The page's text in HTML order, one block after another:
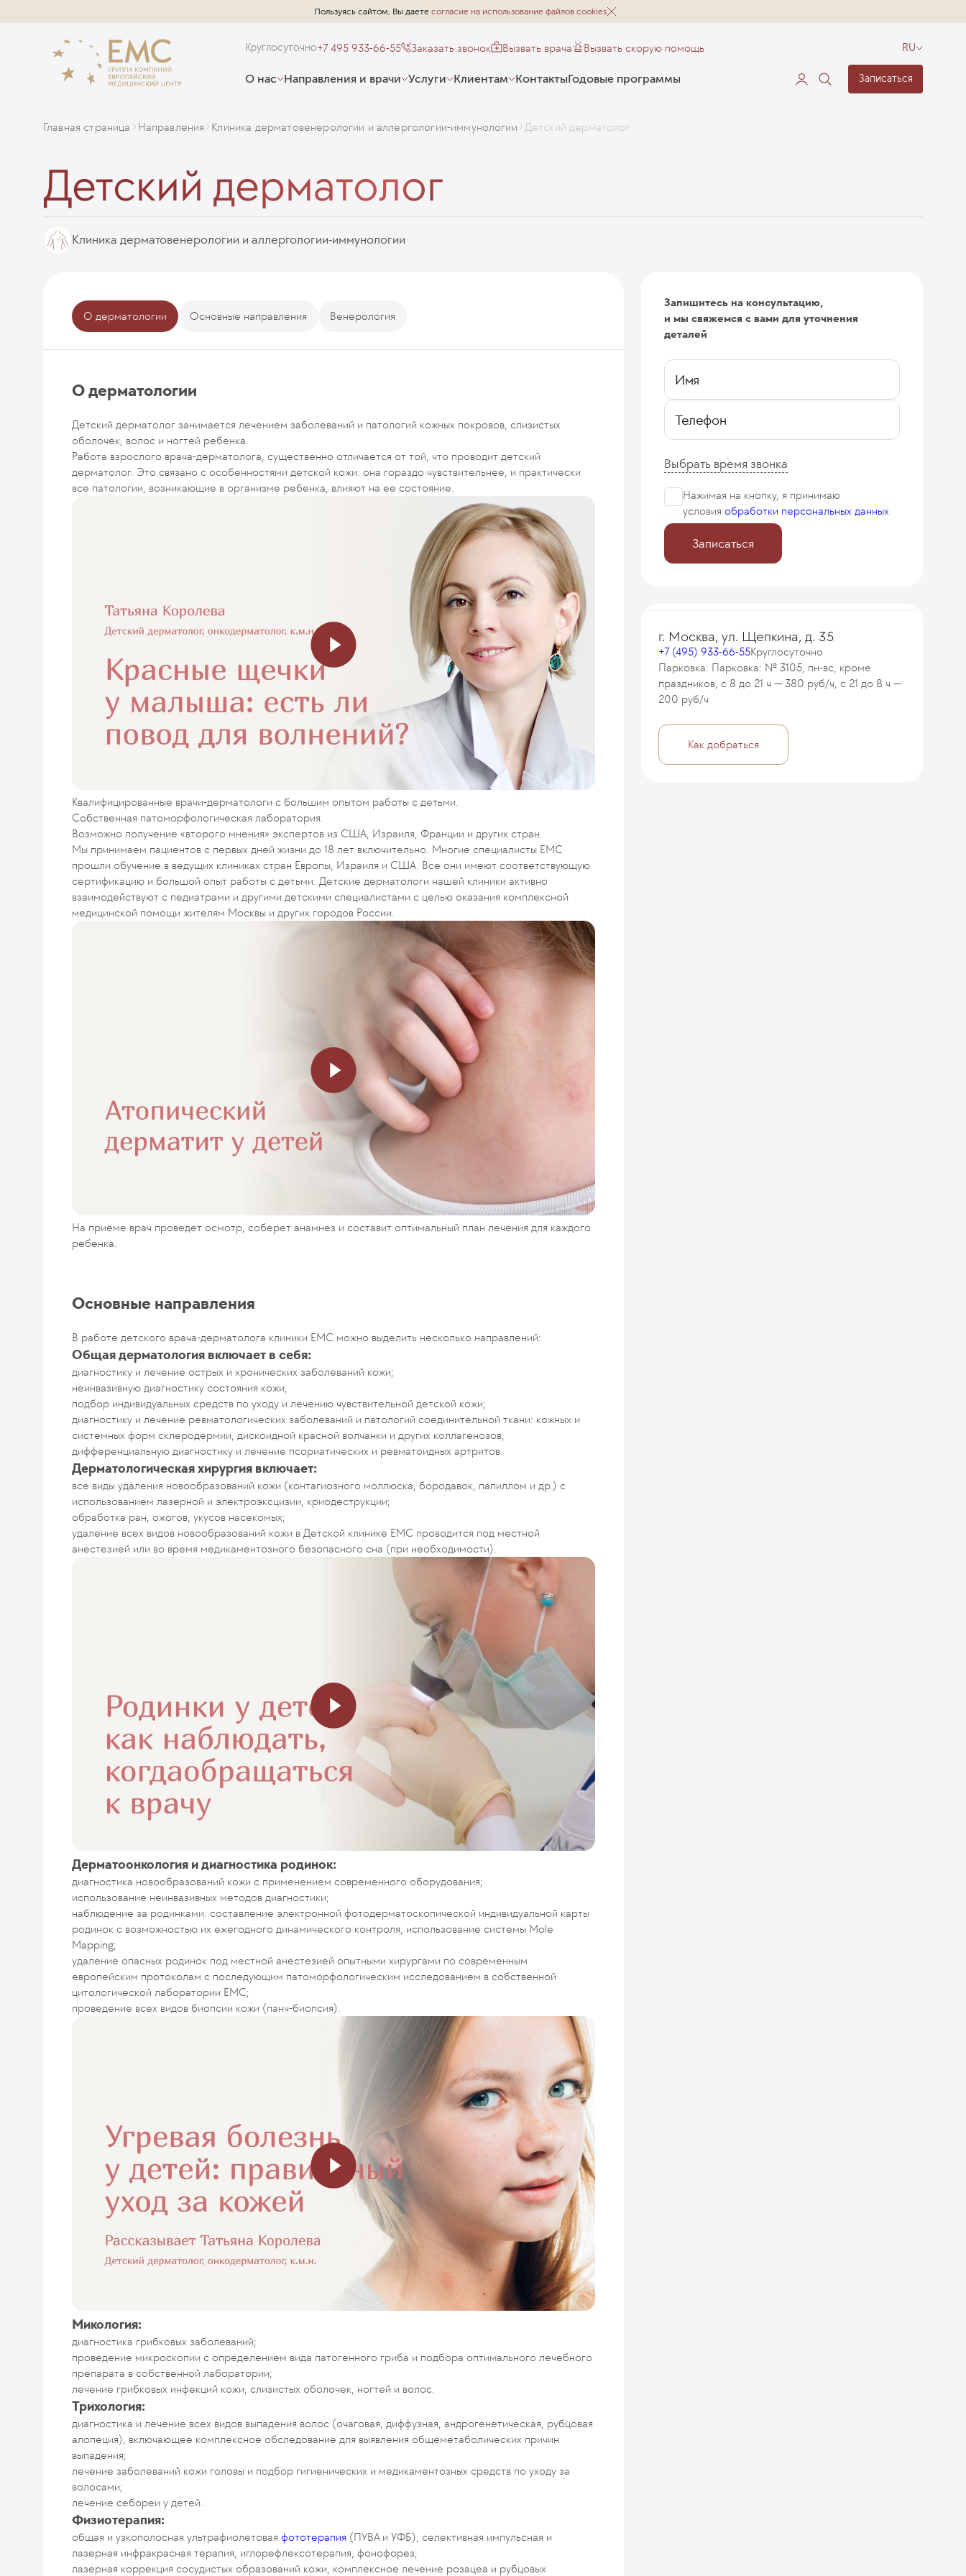
Пользуясь сайтом, Вы даете согласие на использование файлов cookies
Круглосуточно+7 495 933-66-55 Заказать звонок Вызвать врача Вызвать скорую помощь RU
О нас Направления и врачи Услуги Клиентам КонтактыГодовые программы Записаться
Главная страница Направления Клиника дерматовенерологии и аллергологии-иммунологии Детский дерматолог
Детский дерматолог
Клиника дерматовенерологии и аллергологии-иммунологии
О дерматологии Основные направления Венерология
О дерматологии
Детский дерматолог занимается лечением заболеваний и патологий кожных покровов, слизистых
оболочек, волос и ногтей ребенка.
Работа взрослого врача-дерматолога, существенно отличается от той, что проводит детский
дерматолог. Это связано с особенностями детской кожи: она гораздо чувствительнее, и практически
все патологии, возникающие в организме ребенка, влияют на ее состояние.
Квалифицированные врачи-дерматологи с большим опытом работы с детьми.
Собственная патоморфологическая лаборатория.
Возможно получение «второго мнения» экспертов из США, Израиля, Франции и других стран.
Мы принимаем пациентов с первых дней жизни до 18 лет включительно. Многие специалисты ЕМС
прошли обучение в ведущих клиниках стран Европы, Израиля и США. Все они имеют соответствующую
сертификацию и большой опыт работы с детьми. Детские дерматологи нашей клиники активно
взаимодействуют с педиатрами и другими детскими специалистами с целью оказания комплексной
медицинской помощи жителям Москвы и других городов России.
На приёме врач проведет осмотр, соберет анамнез и составит оптимальный план лечения для каждого
ребенка.
Основные направления
В работе детского врача-дерматолога клиники ЕМС можно выделить несколько направлений:
Общая дерматология включает в себя:
диагностику и лечение острых и хронических заболеваний кожи;
неинвазивную диагностику состояния кожи;
подбор индивидуальных средств по уходу и лечению чувствительной детской кожи;
диагностику и лечение ревматологических заболеваний и патологий соединительной ткани: кожных и
системных форм склеродермии, дискоидной красной волчанки и других коллагенозов;
дифференциальную диагностику и лечение псориатических и ревматоидных артритов.
Дерматологическая хирургия включает:
все виды удаления новообразований кожи (контагиозного моллюска, бородавок, папиллом и др.) c
использованием лазерной и электроэксцизии, криодеструкции;
обработка ран, ожогов, укусов насекомых;
удаление всех видов новообразований кожи в Детской клинике ЕМС проводится под местной
анестезией или во время медикаментозного безопасного сна (при необходимости).
Дерматоонкология и диагностика родинок:
диагностика новообразований кожи с применением современного оборудования;
использование неинвазивных методов диагностики;
наблюдение за родинками: составление электронной фотодерматоскопической индивидуальной карты
родинок с возможностью их ежегодного динамического контроля, использование системы Mole
Mapping;
удаление опасных родинок под местной анестезией опытными хирургами по современным
европейским протоколам с последующим патоморфологическим исследованием в собственной
цитологической лаборатории ЕМС;
проведение всех видов биопсии кожи (панч-биопсия).
Микология:
диагностика грибковых заболеваний;
проведение микроскопии с определением вида патогенного гриба и подбора оптимального лечебного
препарата в собственной лаборатории;
лечение грибковых инфекций кожи, слизистых оболочек, ногтей и волос.
Трихология:
диагностика и лечение всех видов выпадения волос (очаговая, диффузная, андрогенетическая, рубцовая
алопеция), включающее комплексное обследование для выявления общеметаболических причин
выпадения;
лечение заболеваний кожи головы и подбор гигиенических и медикаментозных средств по уходу за
волосами;
лечение себореи у детей.
Физиотерапия:
общая и узкополосная ультрафиолетовая фототерапия (ПУВА и УФБ), селективная импульсная и
лазерная инфракрасная терапия, иглорефлексотерапия, фонофорез;
лазерная коррекция сосудистых образований кожи, комплексное лечение розацеа и рубцовых
Запишитесь на консультацию,
и мы свяжемся с вами для уточнения
деталей
Имя
Телефон
Выбрать время звонка
Нажимая на кнопку, я принимаю
условия обработки персональных данных
Записаться
г. Москва, ул. Щепкина, д. 35
+7 (495) 933-66-55Круглосуточно
Парковка: Парковка: № 3105, пн-вс, кроме
праздников, с 8 до 21 ч — 380 руб/ч, с 21 до 8 ч —
200 руб/ч
Как добраться